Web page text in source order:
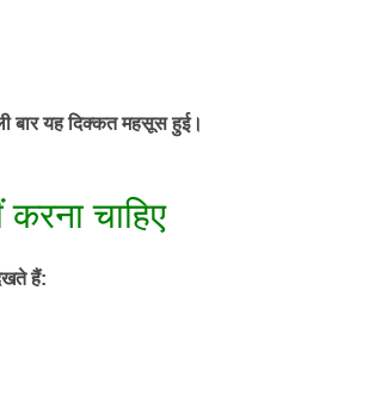
बार यह दिक्कत महसूस हुई।
चाहिए
हैं: